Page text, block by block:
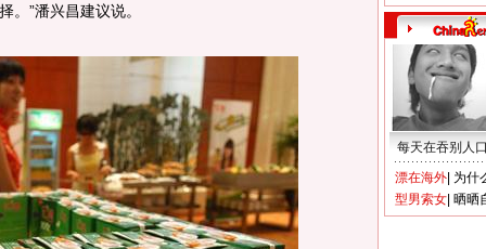
。”潘兴昌建议说。
每天在吞别人
漂在海外 为什
型男索女 晒晒